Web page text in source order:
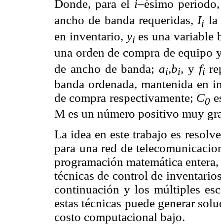
Donde, para el i–ésimo
ancho de banda requeridas, Ii la
en inventario, yi es una variable
una orden de compra de
de ancho de banda;ai,bi, y fi
banda ordenada, mantenida en
de compra respectivamente; C0
M es un número positivo muy
La idea en este trabajo es
para una red de
programación matemática
técnicas de control de
continuación y los múltiples
estas técnicas puede generar
costo computacional bajo.